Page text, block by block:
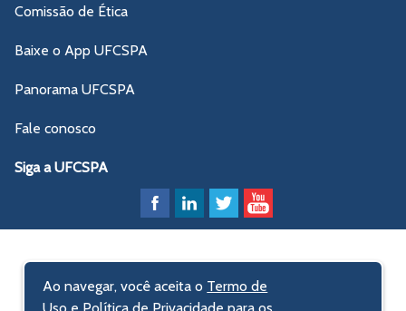
Comissão de Ética
Baixe o App UFCSPA
Panorama UFCSPA
Fale conosco
Siga a UFCSPA
Ao navegar, você aceita o Termo de